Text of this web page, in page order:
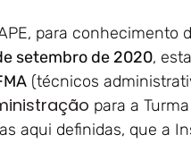
para
setembro de 2020,
(técnicos
para a
aqui definidas, que a